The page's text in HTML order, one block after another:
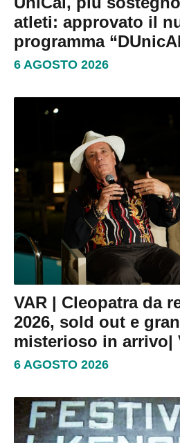
atleti: approvato il
programma
6 AGOSTO 2026
VAR | Cleopatra da
2026, sold out e
misterioso in arrivo|
6 AGOSTO 2026